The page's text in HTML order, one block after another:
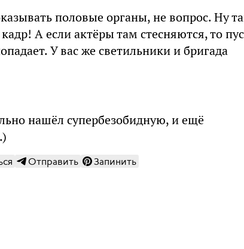
половые органы, не вопрос. Ну
А если актёры там стесняются, то
У вас же светильники и бригада
нашёл супербезобидную, и ещё
Отправить Запинить